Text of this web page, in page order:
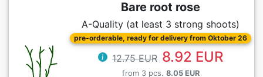
Bare root rose
A-Quality (at least 3 strong shoots)
pre-orderable, ready for delivery from Oktober 26
12.75 EUR 8.92 EUR
from 3 pcs. 8.05 EUR